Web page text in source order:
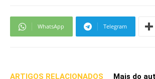
WhatsApp Telegram
ARTIGOS RELACIONADOS Mais do